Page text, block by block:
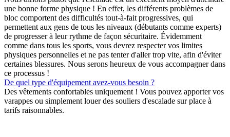
une bonne forme physique ! En effet, les différents problèmes de
bloc comportent des difficultés tout-à-fait progressives, qui
permettent aux gens de tous les niveaux (débutants comme experts)
de progresser à leur rythme de façon sécuritaire. Évidemment
comme dans tous les sports, vous devrez respecter vos limites
physiques personnelles et ne pas tenter d'aller trop vite, afin d'éviter
certaines blessures. Nous serons heureux de vous accompagner dans
ce processus !
De quel type d'équipement avez-vous besoin ?
Des vêtements confortables uniquement ! Vous pouvez apporter vos
varappes ou simplement louer des souliers d'escalade sur place à
tarifs raisonnables.